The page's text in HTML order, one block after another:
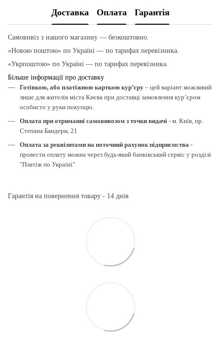
Доставка Оплата Гарантія
Самовивіз з нашого магазину — безкоштовно.
«Новою поштою» по Україні — по тарифах перевізника.
«Укрпоштою» по Україні — по тарифах перевізника.
Більше інформації про доставку
Готівкою, або платіжною карткою кур’єру – цей варіант можливий
лише для жителів міста Києва при доставці замовлення кур’єром
особисто у руки покупцю.
Оплата при отриманні самовивозом з точки видачі - м. Київ, пр.
Степана Бандери, 21
Оплата за реквізитами на поточний рахунок підприємства -
провести оплату можна через будь-який банківський сервіс у розділі
"Платіж по Україні"
Гарантія на повернення товару - 14 днів